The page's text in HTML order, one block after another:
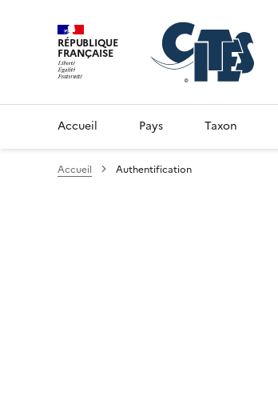
RÉPUBLIQUE
FRANÇAISE
Accueil Pays Taxon
Accueil Authentification